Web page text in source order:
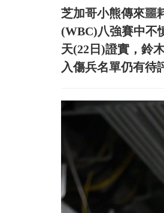
芝加哥小熊傳來噩
(WBC)八強賽中不
天(22日)證實，鈴
入傷兵名單仍有待